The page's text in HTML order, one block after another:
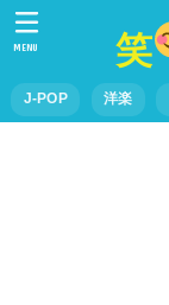
笑
J-POP 洋楽
MENU